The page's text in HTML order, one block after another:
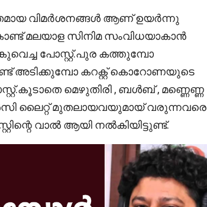
വിമർശനങ്ങൾ ആണ് ഉയർന്നു
മലയാള സിനിമ സംവിധയാകാൻ
പോസ്റ്റ്.പുര കത്തുമ്പോ
അടിക്കുമ്പോ കറക്റ്റ് കൊറോണയുടെ
മെഴുതിരി , ബൾബ് , മണ്ണെണ്ണ
ലൈറ്റ് മുതലായവയുമായ് വരുന്നവരെ
വാൽ ആയി നൽകിയിട്ടുണ്ട്.